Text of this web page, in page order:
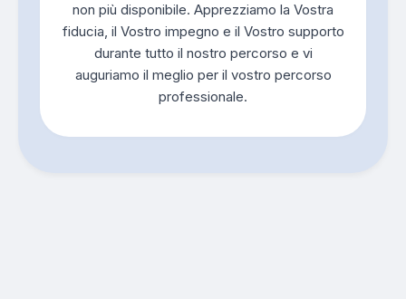
non più disponibile. Apprezziamo la Vostra
fiducia, il Vostro impegno e il Vostro supporto
durante tutto il nostro percorso e vi
auguriamo il meglio per il vostro percorso
professionale.